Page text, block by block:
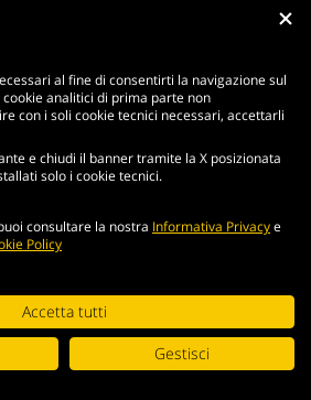
del portale, accetti le condizioni
e itermini di utilizzo.
ACCETTA
al fine di consentirti la navigazione sul
analitici di prima parte non
con i soli cookie tecnici necessari, accettarli
e chiudi il banner tramite la X posizionata
solo i cookie tecnici.
consultare la nostra Informativa Privacye
Policy
Accetta tutti
Gestisci